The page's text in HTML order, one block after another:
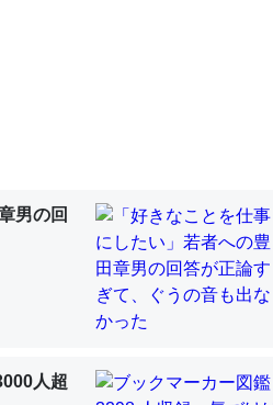
ジ分くらい。小説でいう「ずっと前
多い分量。進化すればするほど分かり
べたらコオロギのカルシウム分はエビ
にいないのか」に関する新仮説
男の回
人超